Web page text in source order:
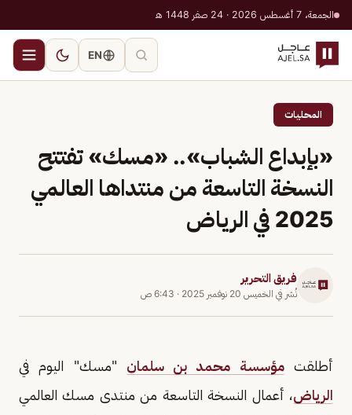
الجمعة، 7 أغسطس 2026 · 24 صفر 1448 هـ
EN
المحليات
«بإبداع الشباب».. «مسك» تفتتح
النسخة التاسعة من منتداها العالمي
2025 في الرياض
فريق التحرير
نُشر في الخميس 20 نوفمبر 2025 · 6:43 ص
أطلقتمؤسسة محمد بن سلمان "مسك" اليوم في
الرياض، أعمال النسخة التاسعة من منتدى مسك العالمي